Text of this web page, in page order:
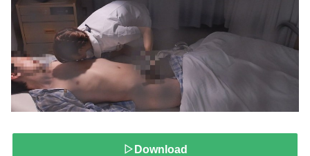
▷Download